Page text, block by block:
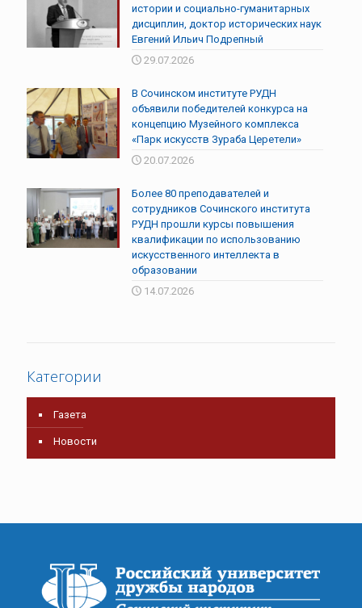
истории и социально-гуманитарных
дисциплин, доктор исторических наук
Евгений Ильич Подрепный
29.07.2026
В Сочинском институте РУДН
объявили победителей конкурса на
концепцию Музейного комплекса
«Парк искусств Зураба Церетели»
20.07.2026
Более 80 преподавателей и
сотрудников Сочинского института
РУДН прошли курсы повышения
квалификации по использованию
искусственного интеллекта в
образовании
14.07.2026
Категории
Газета
Новости